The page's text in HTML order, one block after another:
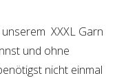
XXXL Garn
und ohne
nicht einmal